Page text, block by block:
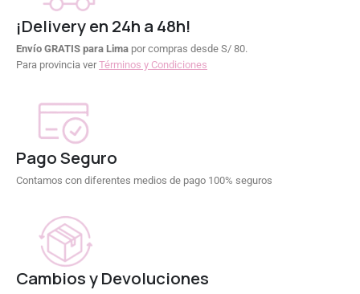
¡Delivery en 24h a 48h!
Envío GRATIS para Lima por compras desde S/ 80.
Para provincia verTérminos y Condiciones
Pago Seguro
Contamos con diferentes medios de pago 100% seguros
Cambios y Devoluciones